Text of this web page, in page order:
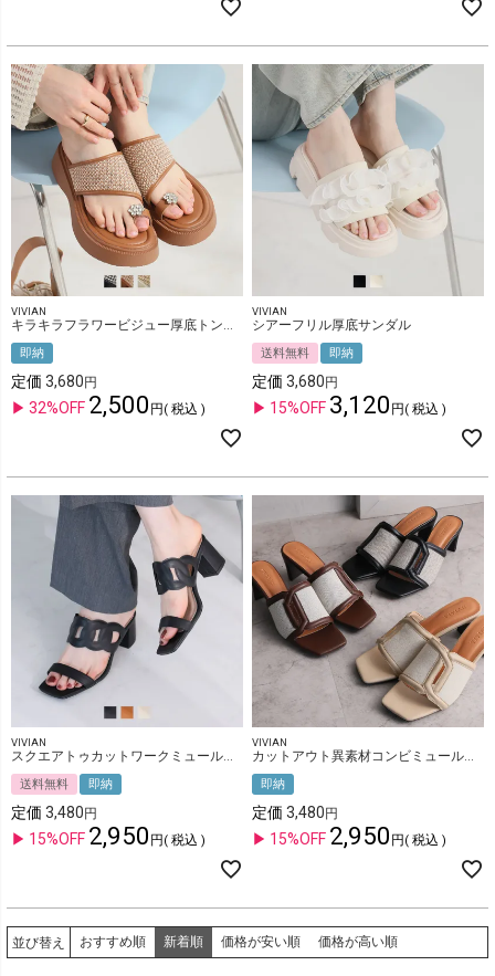
VIVIAN
キラキラフラワービジュー厚底トングサンダル
即納
定価 3,680
32%OFF 2,500 税込
VIVIAN
シアーフリル厚底サンダル
送料無料 即納
定価 3,680
15%OFF 3,120 税込
VIVIAN
スクエアトゥカットワークミュールサンダル
送料無料 即納
定価 3,480
15%OFF 2,950 税込
VIVIAN
カットアウト異素材コンビミュールサンダル
即納
定価 3,480
15%OFF 2,950 税込
並び替え おすすめ順 新着順 価格が安い順 価格が高い順